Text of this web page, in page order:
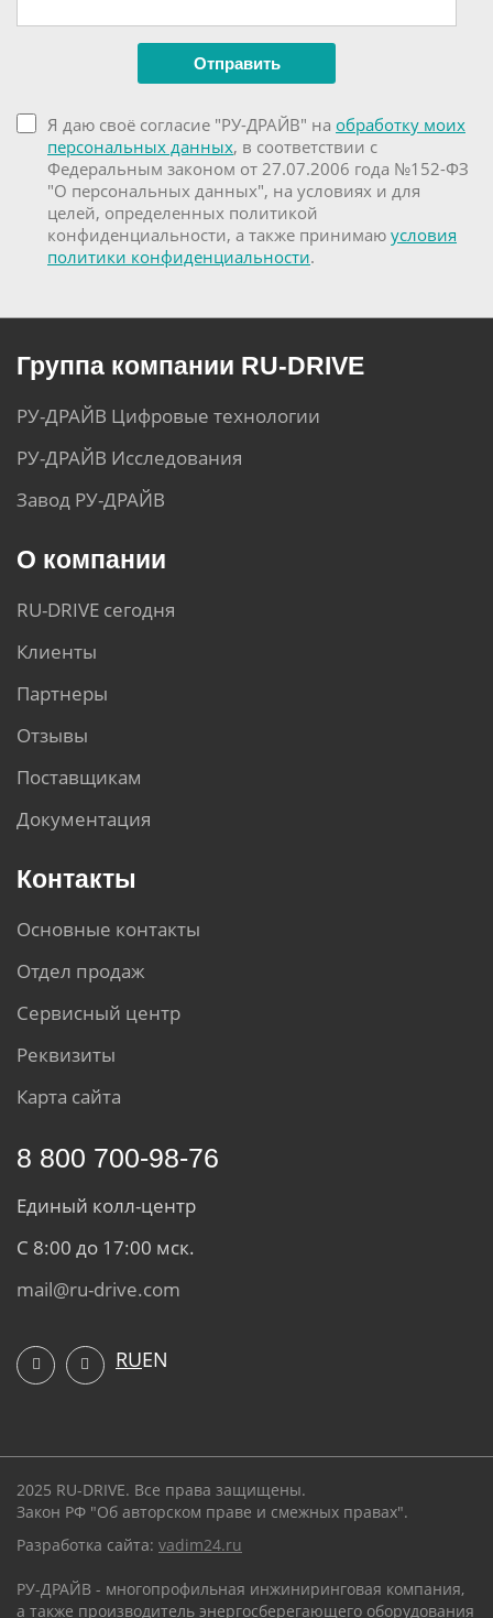
Я даю своё согласие "РУ-ДРАЙВ" на обработку моих
персональных данных, в соответствии с
Федеральным законом от 27.07.2006 года №152-ФЗ
"О персональных данных", на условиях и для
целей, определенных политикой
конфиденциальности, а также принимаю условия
политики конфиденциальности.
Группа компании RU-DRIVE
РУ-ДРАЙВ Цифровые технологии
РУ-ДРАЙВ Исследования
Завод РУ-ДРАЙВ
О компании
RU-DRIVE сегодня
Клиенты
Партнеры
Отзывы
Поставщикам
Документация
Контакты
Основные контакты
Отдел продаж
Сервисный центр
Реквизиты
Карта сайта
8 800 700-98-76
Единый колл-центр
С 8:00 до 17:00 мск.
mail@ru-drive.com
RUEN
2025 RU-DRIVE. Все права защищены.
Закон РФ "Об авторском праве и смежных правах".
Разработка сайта: vadim24.ru
РУ-ДРАЙВ - многопрофильная инжиниринговая компания,
а также производитель энергосберегающего оборудования